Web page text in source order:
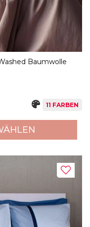
Baumwolle
11 FARBEN